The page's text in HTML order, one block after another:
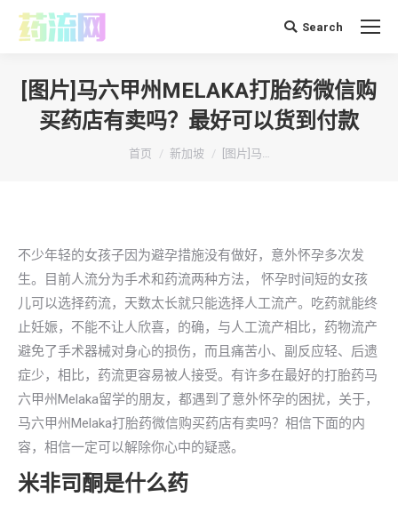
搜 Search
[图片]马六甲州MELAKA打胎药微信购
买药店有卖吗？最好可以货到付款
你在这里：
首页 新加坡 [图片]马…
不少年轻的女孩子因为避孕措施没有做好，意外怀孕多次发
生。目前人流分为手术和药流两种方法， 怀孕时间短的女孩
儿可以选择药流，天数太长就只能选择人工流产。吃药就能终
止妊娠，不能不让人欣喜，的确，与人工流产相比，药物流产
避免了手术器械对身心的损伤，而且痛苦小、副反应轻、后遗
症少，相比，药流更容易被人接受。有许多在最好的打胎药马
六甲州Melaka留学的朋友，都遇到了意外怀孕的困扰，关于，
马六甲州Melaka打胎药微信购买药店有卖吗？相信下面的内
容，相信一定可以解除你心中的疑惑。
米非司酮是什么药